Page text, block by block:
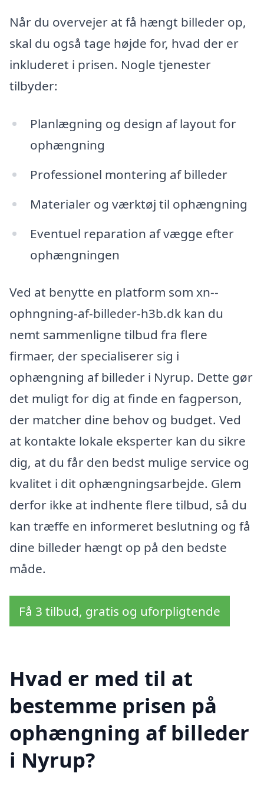
Når du overvejer at få hængt billeder op,
skal du også tage højde for, hvad der er
inkluderet i prisen. Nogle tjenester
tilbyder:
Planlægning og design af layout for
ophængning
Professionel montering af billeder
Materialer og værktøj til ophængning
Eventuel reparation af vægge efter
ophængningen
Ved at benytte en platform som xn--
ophngning-af-billeder-h3b.dk kan du
nemt sammenligne tilbud fra flere
firmaer, der specialiserer sig i
ophængning af billeder i Nyrup. Dette gør
det muligt for dig at finde en fagperson,
der matcher dine behov og budget. Ved
at kontakte lokale eksperter kan du sikre
dig, at du får den bedst mulige service og
kvalitet i dit ophængningsarbejde. Glem
derfor ikke at indhente flere tilbud, så du
kan træffe en informeret beslutning og få
dine billeder hængt op på den bedste
måde.
Få 3 tilbud, gratis og uforpligtende
Hvad er med til at
bestemme prisen på
ophængning af billeder
i Nyrup?